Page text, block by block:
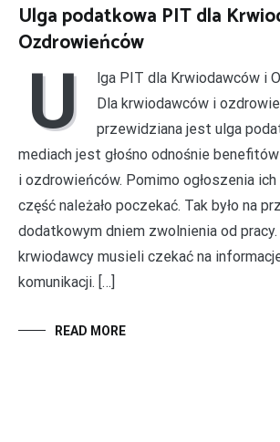
Ulga podatkowa PIT dla
Ozdrowieńców
U
lga PIT dla Krwiodawców i
Dla krwiodawców i
przewidziana jest ulga
mediach jest głośno odnośnie
i ozdrowieńców. Pomimo ogłoszenia
część należało poczekać. Tak było na
dodatkowym dniem zwolnienia od
krwiodawcy musieli czekać na
komunikacji. […]
READ MORE